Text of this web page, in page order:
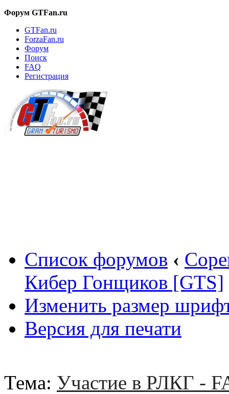
Форум GTFan.ru
GTFan.ru
ForzaFan.ru
Форум
Поиск
FAQ
Регистрация
Список форумов ‹
Кибер Гонщиков [GTS]
Изменить размер
Версия для печати
Тема: Участие в РЛКГ -